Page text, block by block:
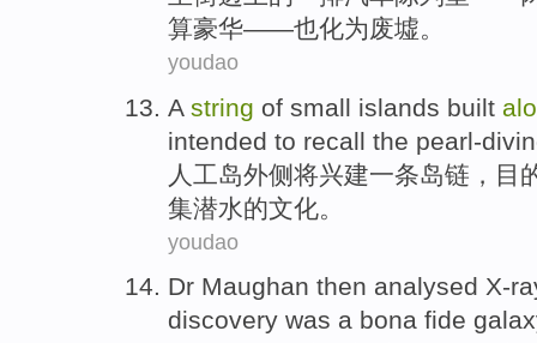
算豪华——也化为废墟。
youdao
A string of small islands built
intended to recall the pearl-
人工岛外侧将兴建一条岛链 ，目
集潜水的文化。
youdao
Dr Maughan then analysed X-
discovery was a bona fide